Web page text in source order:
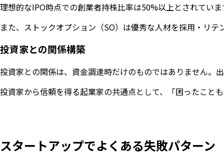
理想的なIPO時点での創業者持株比率は50%以上とされてい
また、ストックオプション（SO）は優秀な人材を採用・リ
投資家との関係構築
投資家との関係は、資金調達時だけのものではありません。
投資家から信頼を得る起業家の共通点として、「困ったこと
スタートアップでよくある失敗パターン